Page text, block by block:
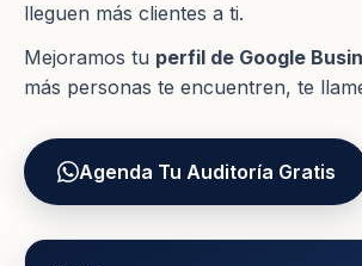
lleguen más clientes a ti.
Mejoramos tu perfil de Google
más personas te encuentren, te
Agenda Tu Auditoría Gratis